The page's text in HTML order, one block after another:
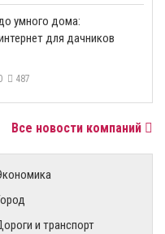
умного дома:
для дачников
487
Все новости компаний
и транспорт